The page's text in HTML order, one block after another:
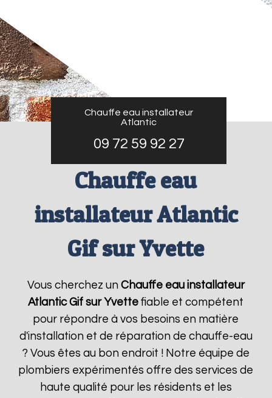
Chauffe eau installateur
Atlantic
09 72 59 92 27
Chauffe eau
installateur Atlantic
Gif sur Yvette
Vous cherchez un Chauffe eau installateur
Atlantic Gif sur Yvette fiable et compétent
pour répondre à vos besoins en matière
d'installation et de réparation de chauffe-eau
? Vous êtes au bon endroit ! Notre équipe de
plombiers expérimentés offre des services de
haute qualité pour les résidents et les